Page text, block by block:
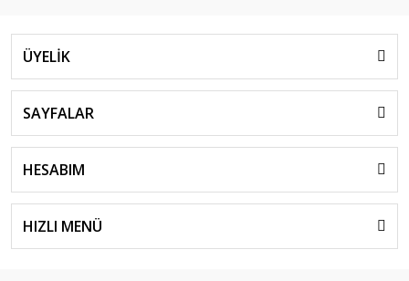
ÜYELİK
SAYFALAR
HESABIM
HIZLI MENÜ